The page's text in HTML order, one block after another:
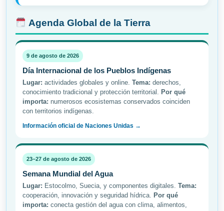
Agenda Global de la Tierra
9 de agosto de 2026
Día Internacional de los Pueblos Indígenas
Lugar: actividades globales y online. Tema: derechos,
conocimiento tradicional y protección territorial. Por qué
importa: numerosos ecosistemas conservados coinciden
con territorios indígenas.
Información oficial de Naciones Unidas →
23–27 de agosto de 2026
Semana Mundial del Agua
Lugar: Estocolmo, Suecia, y componentes digitales. Tema:
cooperación, innovación y seguridad hídrica. Por qué
importa: conecta gestión del agua con clima, alimentos,